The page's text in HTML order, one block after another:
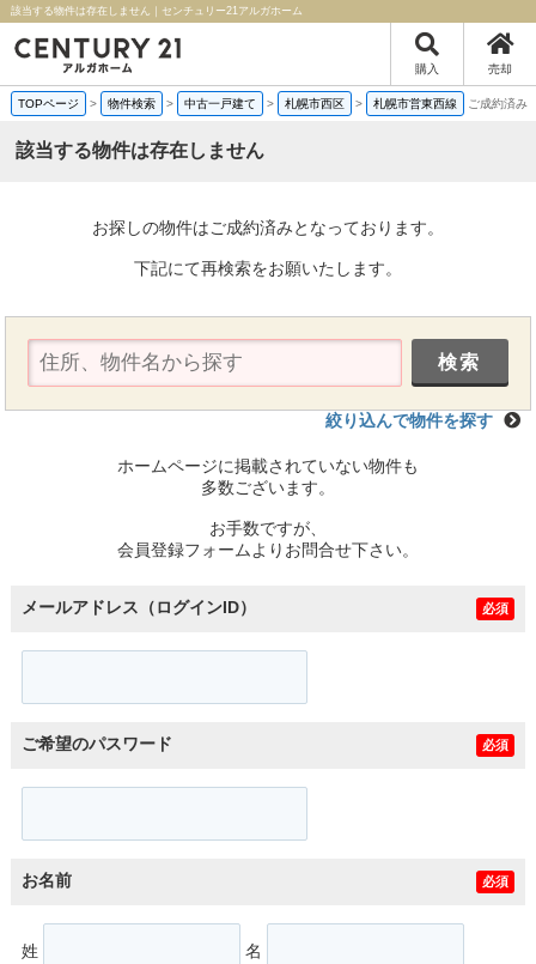
該当する物件は存在しません｜センチュリー21アルガホーム
購入 売却
TOPページ > 物件検索 > 中古一戸建て > 札幌市西区 > 札幌市営東西線 ご成約済み
該当する物件は存在しません
お探しの物件はご成約済みとなっております。
下記にて再検索をお願いたします。
絞り込んで物件を探す
ホームページに掲載されていない物件も
多数ございます。
お手数ですが、
会員登録フォームよりお問合せ下さい。
メールアドレス（ログインID） 必須
ご希望のパスワード 必須
お名前 必須
姓 名